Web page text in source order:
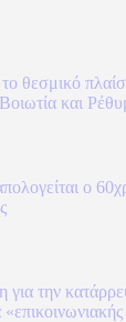
θεσμικό
και
ο
την